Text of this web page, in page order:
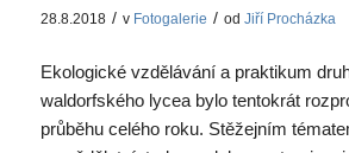
28.8.2018 / v Fotogalerie / od Jiří Procházka
Ekologické vzdělávání a praktikum
waldorfského lycea bylo tentokrát
průběhu celého roku. Stěžejním